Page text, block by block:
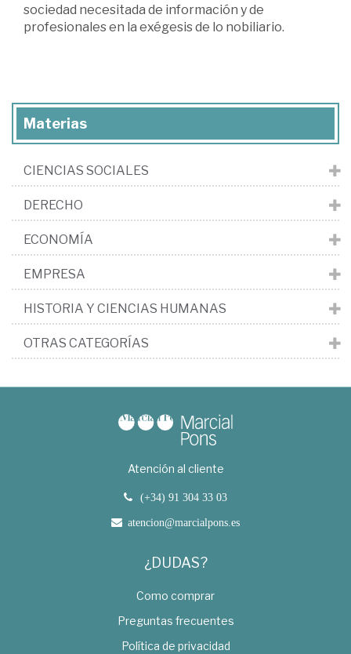
sociedad necesitada de información y de
profesionales en la exégesis de lo nobiliario.
Materias
CIENCIAS SOCIALES
DERECHO
ECONOMÍA
EMPRESA
HISTORIA Y CIENCIAS HUMANAS
OTRAS CATEGORÍAS
Atención al cliente
(+34) 91 304 33 03
atencion@marcialpons.es
¿DUDAS?
Como comprar
Preguntas frecuentes
Política de privacidad